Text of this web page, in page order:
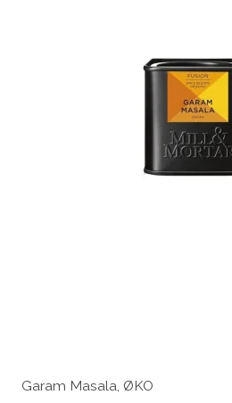
Garam Masala, ØKO